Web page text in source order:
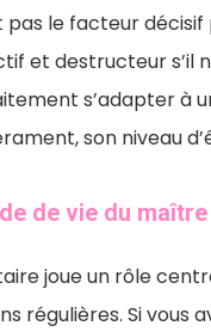
pas le facteur
et destructeur s’il
s’adapter à
son niveau
de vie du maître
joue un rôle
régulières. Si vous